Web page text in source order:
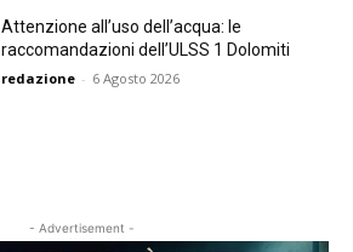
Attenzione all’uso dell’acqua: le
raccomandazioni dell’ULSS 1 Dolomiti
redazione - 6 Agosto 2026
- Advertisement -